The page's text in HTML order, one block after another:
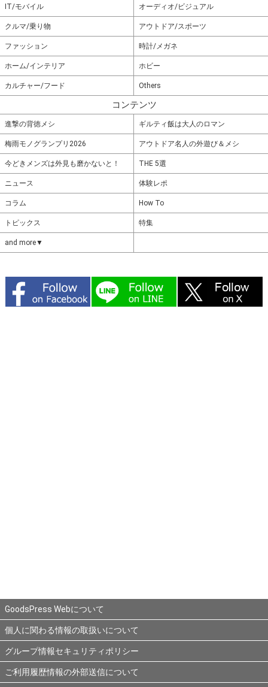
IT/モバイル オーディオ/ビジュアル
クルマ/乗り物 アウトドア/スポーツ
ファッション 時計/メガネ
ホーム/インテリア ホビー
カルチャー/フード Others
コンテンツ
進撃の背徳メシ ギルティ飯は大人のロマン
梅雨モノグランプリ2026 アウトドア名人の外遊び＆メシ
今どきメンズは外見も磨かないと！ THE 5選
ニュース 体験レポ
コラム How To
トピックス 特集
and more▼
GoodsPress Webについて
個人に関わる情報の取扱いについて
グループ情報セキュリティポリシー
ご利用履歴情報の外部送信について